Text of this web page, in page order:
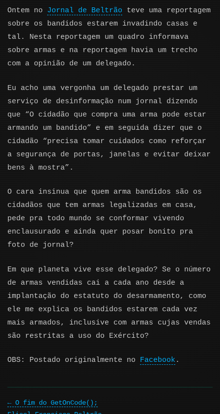
Ontem no Jornal de Beltrão teve uma reportagem
sobre os bandidos estarem invadindo casas e
tal. Nesta reportagem um quadro informava
sobre armas e na reportagem havia um trecho
com a opinião de um delegado.
Eu acho uma vergonha um delegado prestar um
serviço de desinformação num jornal dizendo
que “O cidadão que compra uma arma pode estar
armando um bandido” e em seguida dizer que o
cidadão “precisa tomar cuidados como reforçar
a segurança de portas, janelas e evitar deixar
bens à mostra”.
O cara insinua que quem arma bandidos são os
cidadãos que tem armas legalizadas em casa,
pede pra todo mundo se conformar vivendo
enclausurado e ainda quer posar bonito pra
foto de jornal?
Em que planeta vive esse delegado? Se o número
de armas vendidas cai a cada ano desde a
implantação do estatuto do desarmamento, como
ele me explica os bandidos estarem cada vez
mais armados, inclusive com armas cujas vendas
são restritas a uso do Exército?
OBS: Postado originalmente no Facebook .
O fim do GetOnCode();